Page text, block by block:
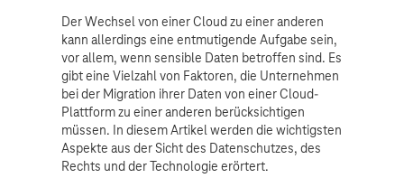
Der Wechsel von einer Cloud zu einer anderen
kann allerdings eine entmutigende Aufgabe sein,
vor allem, wenn sensible Daten betroffen sind. Es
gibt eine Vielzahl von Faktoren, die Unternehmen
bei der Migration ihrer Daten von einer Cloud-
Plattform zu einer anderen berücksichtigen
müssen. In diesem Artikel werden die wichtigsten
Aspekte aus der Sicht des Datenschutzes, des
Rechts und der Technologie erörtert.